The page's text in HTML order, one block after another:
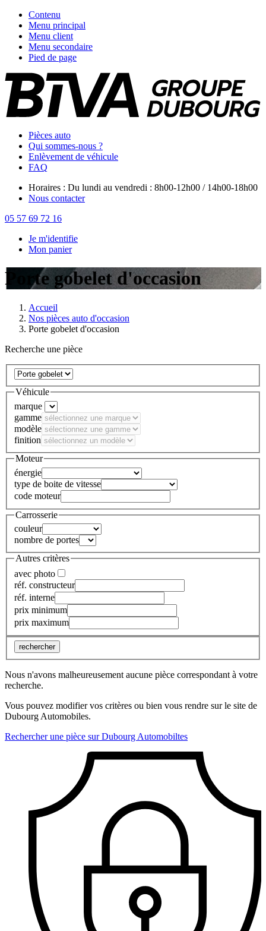
Contenu
Menu principal
Menu client
Menu secondaire
Pied de page
Pièces auto
Qui sommes-nous ?
Enlèvement de véhicule
FAQ
Horaires : Du lundi au vendredi : 8h00-12h00 / 14h00-18h00
Nous contacter
05 57 69 72 16
Je m'identifie
Mon panier
Porte gobelet d'occasion
Accueil
Nos pièces auto d'occasion
Porte gobelet d'occasion
Recherche une pièce
Véhicule
marque
gamme
modèle
finition
Moteur
énergie
type de boite de vitesse
code moteur
Carrosserie
couleur
nombre de portes
Autres critères
avec photo
réf. constructeur
réf. interne
prix minimum
prix maximum
rechercher
Nous n'avons malheureusement aucune pièce correspondant à votre
recherche.
Vous pouvez modifier vos critères ou bien vous rendre sur le site de
Dubourg Automobiles.
Rechercher une pièce sur Dubourg Automobiltes